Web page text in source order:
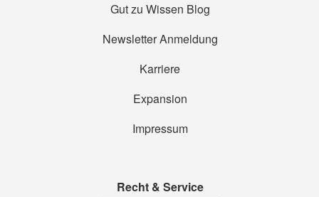
Gut zu Wissen Blog
Newsletter Anmeldung
Karriere
Expansion
Impressum
Recht & Service